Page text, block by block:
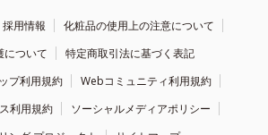
採用情報
化粧品の使用上の注意について
について
特定商取引法に基づく表記
プ利用規約
Webコミュニティ利用規約
利用規約
ソーシャルメディアポリシー